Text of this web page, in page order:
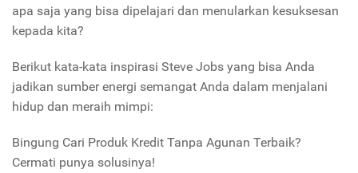
apa saja yang bisa dipelajari dan menularkan kesuksesan
kepada kita?
Berikut kata-kata inspirasi Steve Jobs yang bisa Anda
jadikan sumber energi semangat Anda dalam menjalani
hidup dan meraih mimpi:
Bingung Cari Produk Kredit Tanpa Agunan Terbaik?
Cermati punya solusinya!